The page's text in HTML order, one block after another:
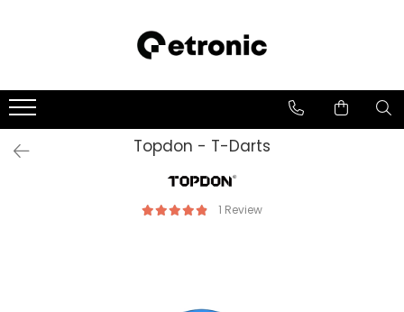
Topdon - T-Darts
1 Review